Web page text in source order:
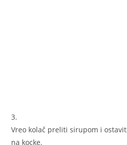
3.
Vreo kolač preliti sirupom i
na kocke.